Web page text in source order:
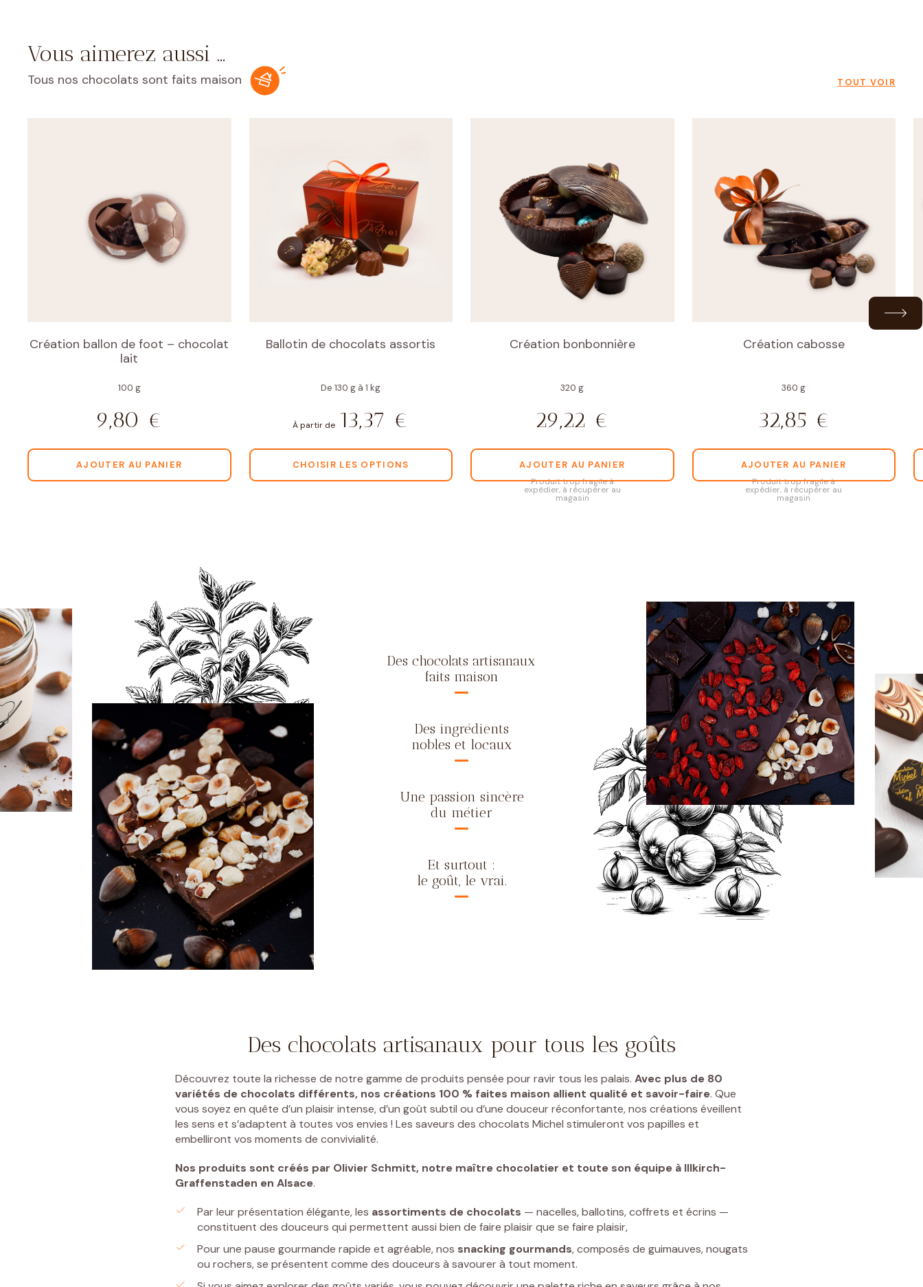
Vous aimerez aussi …
Tous nos chocolats sont faits maison
Création ballon de foot – chocolat
lait
100 g
9,80 €
AJOUTER AU PANIER
Ballotin de chocolats assortis
De 130 g à 1 kg
À partir de 13,37 €
CHOISIR LES OPTIONS
Création bonbonnière
320 g
29,22 €
AJOUTER AU PANIER
Produit trop fragile à
expédier, à récupérer au
magasin
Création cabosse
360 g
32,85 €
AJOUTER AU PANIER
Produit trop fragile à
expédier, à récupérer au
magasin
TOUT VOIR
Des chocolats artisanaux
faits maison
Des ingrédients
nobles et locaux
Une passion sincère
du métier
Et surtout :
le goût, le vrai.
Des chocolats artisanaux pour tous les goûts
Découvrez toute la richesse de notre gamme de produits pensée pour ravir tous les palais. Avec plus de 80
variétés de chocolats différents, nos créations 100 % faites maison allient qualité et savoir-faire. Que
vous soyez en quête d’un plaisir intense, d’un goût subtil ou d’une douceur réconfortante, nos créations éveillent
les sens et s’adaptent à toutes vos envies ! Les saveurs des chocolats Michel stimuleront vos papilles et
embelliront vos moments de convivialité.
Nos produits sont créés par Olivier Schmitt, notre maître chocolatier et toute son équipe à Illkirch-
Graffenstaden en Alsace.
Par leur présentation élégante, les assortiments de chocolats — nacelles, ballotins, coffrets et écrins —
constituent des douceurs qui permettent aussi bien de faire plaisir que se faire plaisir,
Pour une pause gourmande rapide et agréable, nos snacking gourmands, composés de guimauves, nougats
ou rochers, se présentent comme des douceurs à savourer à tout moment.